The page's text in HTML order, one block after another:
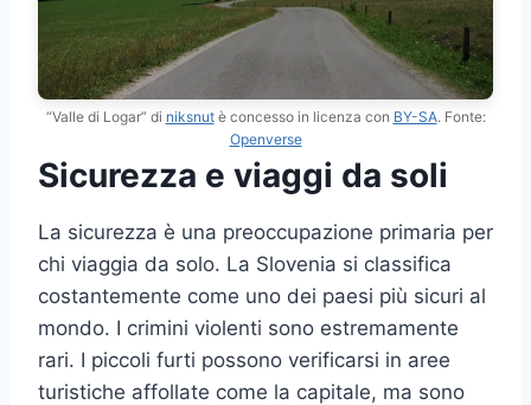
“Valle di Logar” di niksnutè concesso in licenza con BY-SA. Fonte:
Openverse
Sicurezza e viaggi da soli
La sicurezza è una preoccupazione primaria per
chi viaggia da solo. La Slovenia si classifica
costantemente come uno dei paesi più sicuri al
mondo. I crimini violenti sono estremamente
rari. I piccoli furti possono verificarsi in aree
turistiche affollate come la capitale, ma sono